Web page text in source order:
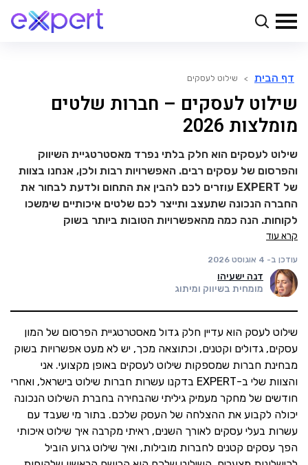
דף הבית > שילוט לעסקים
שילוט לעסקים – חברות שלטים
מומלצות 2026
שילוט לעסקים הוא חלק בלתי נפרד מאסטרטגיית השיווק
והפרסום של עסקים רבים. האפשרויות רבות ולכן, אנחנו בצוות
של EXPERT עוזרים לכם להבין את התחום ולדעת לבחור את
החברה הנכונה שתעצב ותייצר לכם שלטים איכותיים שימשכו
לקוחות. הנה כמה מהאפשרויות הטובות ביותר בשוק
קרא עוד
עודכן ב- 4 אוגוסט 2026
דנה ישעיהו
מומחית בשיווק ומיתוג
שילוט לעסק הוא עדיין חלק גדול מאסטרטגיית הפרסום של המון
עסקים, גדולים וקטנים, וכתוצאה מכך, יש לא מעט אפשרויות בשוק
מבחינת חברות שמספקות שילוט לעסקים באופן מקצועי. אני
והצוות שלי ב-EXPERT בדקנו עשרות חברות שילוט בישראל, ואחרי
חודשים של מחקר מעמיק גיליתי שהבחירה בחברת השילוט הנכונה
יכולה לקבוע את ההצלחה של העסק שלכם. בתור מי שעבד עם
עשרות בעלי עסקים לאורך השנים, ראיתי מקרבה איך שילוט איכותי
הפך עסקים קטנים לחברות מובילות, ואיך שילוט גרוע הוביל